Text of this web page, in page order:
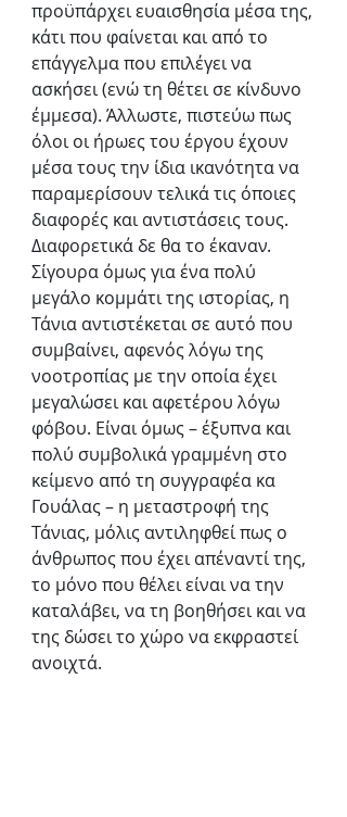
προϋπάρχει ευαισθησία μέσα της,
κάτι που φαίνεται και από το
επάγγελμα που επιλέγει να
ασκήσει (ενώ τη θέτει σε κίνδυνο
έμμεσα). Άλλωστε, πιστεύω πως
όλοι οι ήρωες του έργου έχουν
μέσα τους την ίδια ικανότητα να
παραμερίσουν τελικά τις όποιες
διαφορές και αντιστάσεις τους.
Διαφορετικά δε θα το έκαναν.
Σίγουρα όμως για ένα πολύ
μεγάλο κομμάτι της ιστορίας, η
Τάνια αντιστέκεται σε αυτό που
συμβαίνει, αφενός λόγω της
νοοτροπίας με την οποία έχει
μεγαλώσει και αφετέρου λόγω
φόβου. Είναι όμως – έξυπνα και
πολύ συμβολικά γραμμένη στο
κείμενο από τη συγγραφέα κα
Γουάλας – η μεταστροφή της
Τάνιας, μόλις αντιληφθεί πως ο
άνθρωπος που έχει απέναντί της,
το μόνο που θέλει είναι να την
καταλάβει, να τη βοηθήσει και να
της δώσει το χώρο να εκφραστεί
ανοιχτά.